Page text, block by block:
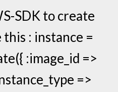
SDK to create
this : instance =
:image_id =>
=>